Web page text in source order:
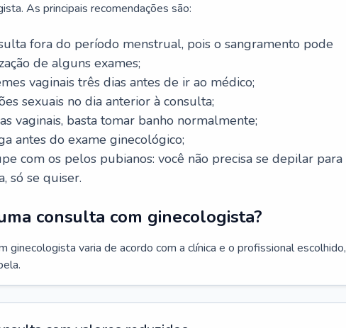
As principais recomendações são:
fora do período menstrual, pois o sangramento pode
de alguns exames;
vaginais três dias antes de ir ao médico;
sexuais no dia anterior à consulta;
vaginais, basta tomar banho normalmente;
antes do exame ginecológico;
com os pelos pubianos: você não precisa se depilar para
só se quiser.
consulta com ginecologista?
ginecologista varia de acordo com a clínica e o profissional escolhido,